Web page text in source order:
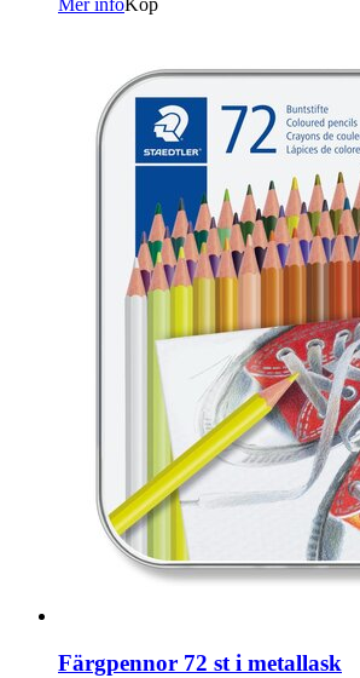
Mer infoKöp
Färgpennor 72 st i metallask